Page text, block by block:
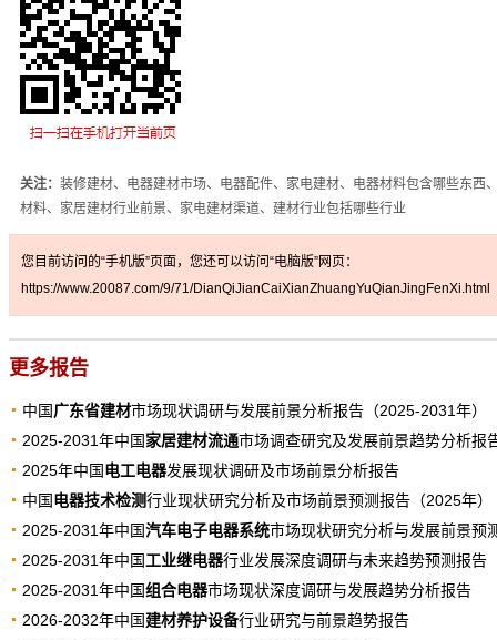
关注： 装修建材、电器建材市场、电器配件、家电建材、电器材料包含哪些东西
材料、家居建材行业前景、家电建材渠道、建材行业包括哪些行业
您目前访问的“手机版”页面，您还可以访问“电脑版”网页：
https://www.20087.com/9/71/DianQiJianCaiXianZhuangYuQianJingFenXi.html
更多报告
中国广东省建材市场现状调研与发展前景分析报告（2025-2031年）
2025-2031年中国家居建材流通市场调查研究及发展前景趋势分析报
2025年中国电工电器发展现状调研及市场前景分析报告
中国电器技术检测行业现状研究分析及市场前景预测报告（2025年）
2025-2031年中国汽车电子电器系统市场现状研究分析与发展前景预
2025-2031年中国工业继电器行业发展深度调研与未来趋势预测报告
2025-2031年中国组合电器市场现状深度调研与发展趋势分析报告
2026-2032年中国建材养护设备行业研究与前景趋势报告